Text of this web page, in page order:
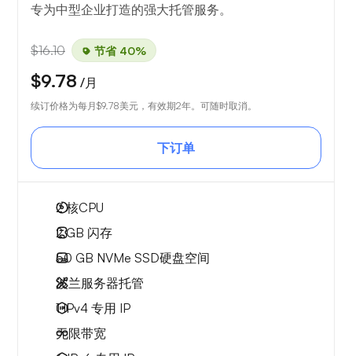
专为中型企业打造的强大托管服务。
$16.10 节省 40%
$9.78 /月
续订价格为每月$9.78美元，有效期2年。可随时取消。
下订单
2核CPU
2 GB 闪存
50 GB NVMe SSD硬盘空间
波兰服务器托管
1 IPv4 专用 IP
无限带宽